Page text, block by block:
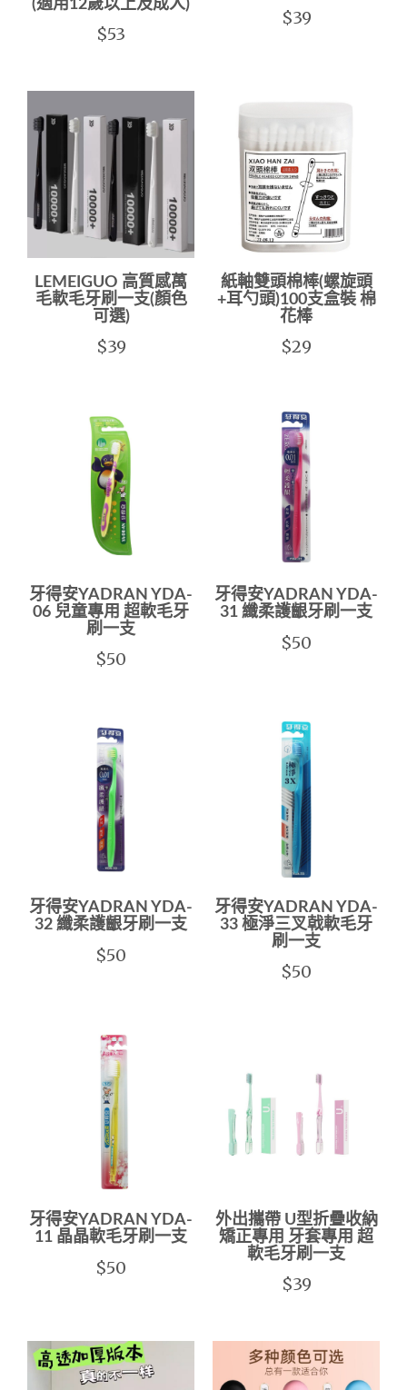
(適用12歲以上及成人)
$53
$39
LEMEIGUO 高質感萬
毛軟毛牙刷一支(顏色
可選)
$39
紙軸雙頭棉棒(螺旋頭
+耳勺頭)100支盒裝 棉
花棒
$29
牙得安YADRAN YDA-
06 兒童專用 超軟毛牙
刷一支
$50
牙得安YADRAN YDA-
31 纖柔護齦牙刷一支
$50
牙得安YADRAN YDA-
32 纖柔護齦牙刷一支
$50
牙得安YADRAN YDA-
33 極淨三叉戟軟毛牙
刷一支
$50
牙得安YADRAN YDA-
11 晶晶軟毛牙刷一支
$50
外出攜帶 U型折疊收納
矯正專用 牙套專用 超
軟毛牙刷一支
$39